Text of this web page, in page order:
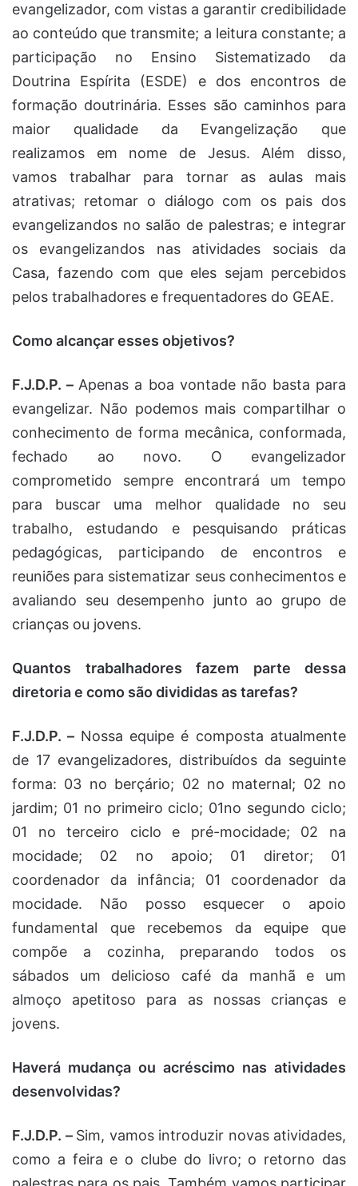
evangelizador, com vistas a garantir credibilidade
ao conteúdo que transmite; a leitura constante; a
participação no Ensino Sistematizado da
Doutrina Espírita (ESDE) e dos encontros de
formação doutrinária. Esses são caminhos para
maior qualidade da Evangelização que
realizamos em nome de Jesus. Além disso,
vamos trabalhar para tornar as aulas mais
atrativas; retomar o diálogo com os pais dos
evangelizandos no salão de palestras; e integrar
os evangelizandos nas atividades sociais da
Casa, fazendo com que eles sejam percebidos
pelos trabalhadores e frequentadores do GEAE.
Como alcançar esses objetivos?
F.J.D.P. – Apenas a boa vontade não basta para
evangelizar. Não podemos mais compartilhar o
conhecimento de forma mecânica, conformada,
fechado ao novo. O evangelizador
comprometido sempre encontrará um tempo
para buscar uma melhor qualidade no seu
trabalho, estudando e pesquisando práticas
pedagógicas, participando de encontros e
reuniões para sistematizar seus conhecimentos e
avaliando seu desempenho junto ao grupo de
crianças ou jovens.
Quantos trabalhadores fazem parte dessa
diretoria e como são divididas as tarefas?
F.J.D.P. – Nossa equipe é composta atualmente
de 17 evangelizadores, distribuídos da seguinte
forma: 03 no berçário; 02 no maternal; 02 no
jardim; 01 no primeiro ciclo; 01no segundo ciclo;
01 no terceiro ciclo e pré-mocidade; 02 na
mocidade; 02 no apoio; 01 diretor; 01
coordenador da infância; 01 coordenador da
mocidade. Não posso esquecer o apoio
fundamental que recebemos da equipe que
compõe a cozinha, preparando todos os
sábados um delicioso café da manhã e um
almoço apetitoso para as nossas crianças e
jovens.
Haverá mudança ou acréscimo nas atividades
desenvolvidas?
F.J.D.P. – Sim, vamos introduzir novas atividades,
como a feira e o clube do livro; o retorno das